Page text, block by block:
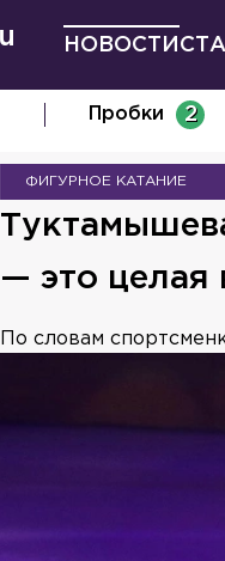
НОВОСТИ
Пробки 2
ФИГУРНОЕ КАТАНИЕ
— это целая
По словам